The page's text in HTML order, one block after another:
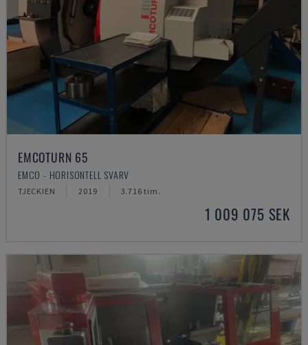
EMCOTURN 65
EMCO - HORISONTELL SVARV
TJECKIEN 2019 3.716 tim.
1 009 075 SEK